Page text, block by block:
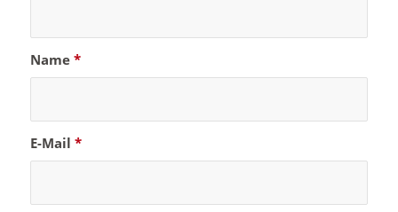
Name *
E-Mail *